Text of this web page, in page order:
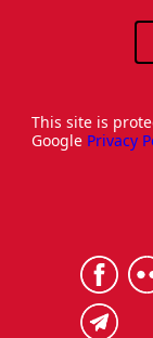
This site is
Google Privacy